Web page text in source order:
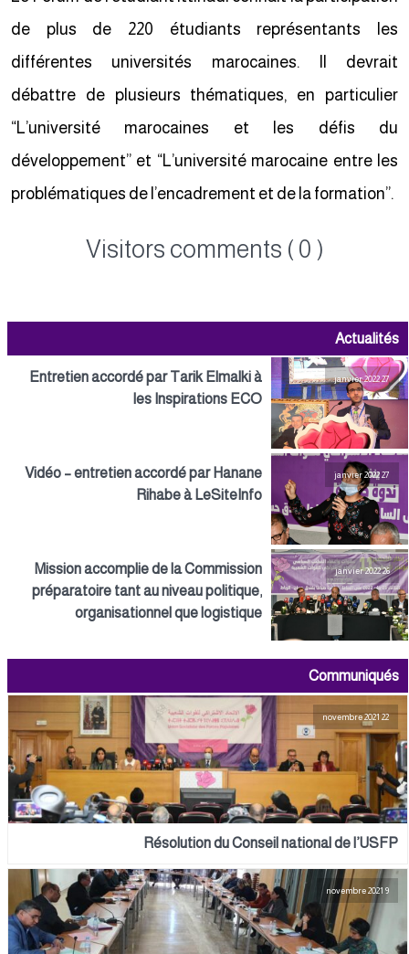
de plus de 220 étudiants représentants les
différentes universités marocaines. Il devrait
débattre de plusieurs thématiques, en particulier
“L’université marocaines et les défis du
développement” et “L’université marocaine entre les
problématiques de l’encadrement et de la formation”.
Visitors comments ( 0 )
Actualités
27 janvier 2022
Entretien accordé par Tarik Elmalki à
les Inspirations ECO
27 janvier 2022
Vidéo – entretien accordé par Hanane
Rihabe à LeSiteInfo
26 janvier 2022
Mission accomplie de la Commission
préparatoire tant au niveau politique,
organisationnel que logistique
Communiqués
22 novembre 2021
Résolution du Conseil national de l’USFP